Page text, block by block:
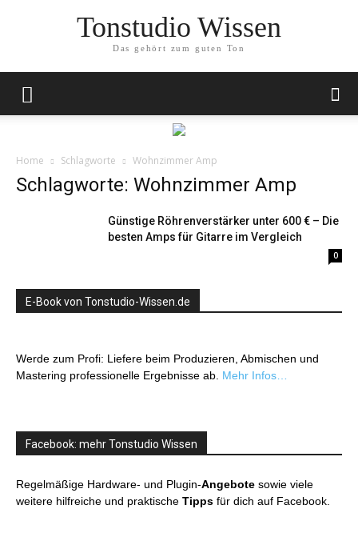
Tonstudio Wissen
Das gehört zum guten Ton
Home Schlagworte Wohnzimmer Amp
Schlagworte: Wohnzimmer Amp
Günstige Röhrenverstärker unter 600 € – Die
besten Amps für Gitarre im Vergleich
0
E-Book von Tonstudio-Wissen.de
Werde zum Profi: Liefere beim Produzieren, Abmischen und
Mastering professionelle Ergebnisse ab. Mehr Infos…
Facebook: mehr Tonstudio Wissen
Regelmäßige Hardware- und Plugin-Angebote sowie viele
weitere hilfreiche und praktische Tipps für dich auf Facebook.